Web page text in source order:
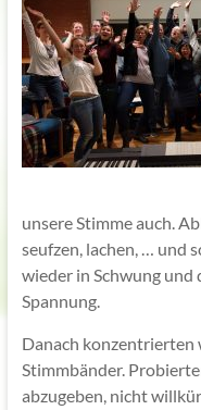
unsere Stimme auch.
seufzen, lachen, … und
wieder in Schwung
Spannung.
Danach konzentrierten
Stimmbänder.
abzugeben, nicht